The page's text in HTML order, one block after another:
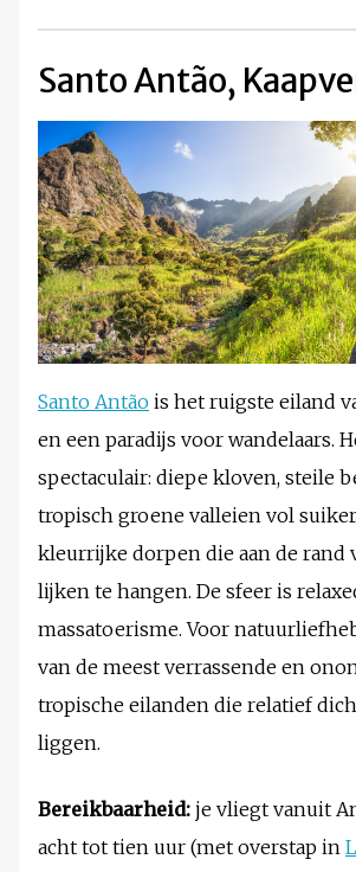
Santo Antão,
Santo Antão is het ruigste eiland
en een paradijs voor wandelaars.
spectaculair: diepe kloven, steile
tropisch groene valleien vol
kleurrijke dorpen die aan de rand
lijken te hangen. De sfeer is
massatoerisme. Voor
van de meest verrassende en
tropische eilanden die relatief
liggen.
Bereikbaarheid: je vliegt vanuit
acht tot tien uur (met overstap in